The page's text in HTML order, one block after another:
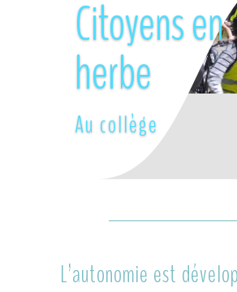
Citoyens en
herbe
Au collège
L’autonomie est